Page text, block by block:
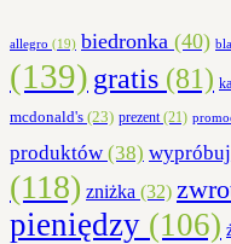
allegro (19) biedronka (40)
(139) gratis (81)
mcdonald's (23) prezent(21)
produktów (38)
(118) zniżka (32)
pieniędzy (106)